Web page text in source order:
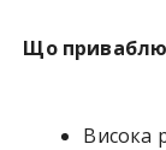
Що
Висока